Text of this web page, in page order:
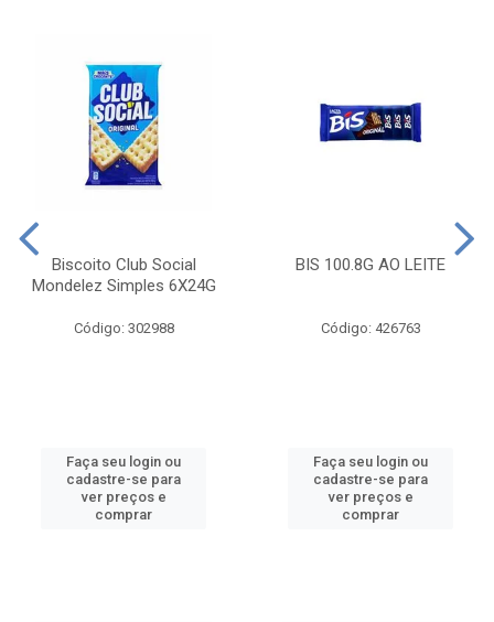
Biscoito Club Social
Mondelez Simples 6X24G
Código: 302988
Faça seu login ou
cadastre-se para
ver preços e
comprar
BIS 100.8G AO LEITE
Código: 426763
Faça seu login ou
cadastre-se para
ver preços e
comprar